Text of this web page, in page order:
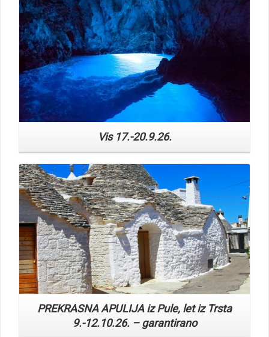
Vis 17.-20.9.26.
Read More
PREKRASNA APULIJA iz Pule, let iz Trsta
9.-12.10.26. – garantirano